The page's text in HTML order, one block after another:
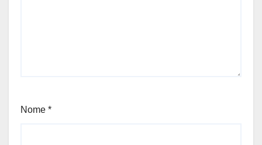
Nome *